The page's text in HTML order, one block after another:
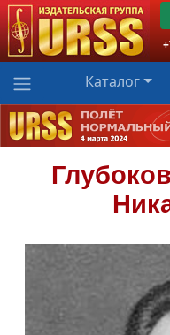
Каталог